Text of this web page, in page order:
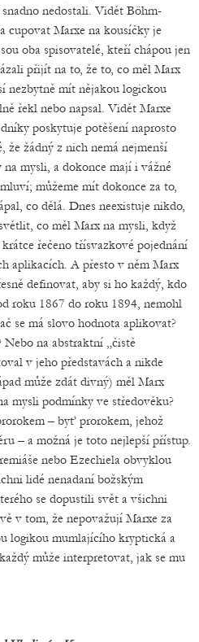
nedostali. Vidět Böhm-
cupovat Marxe na kousíčky je
oba spisovatelé, kteří chápou jen
přijít na to, že to, co měl Marx
nezbytně mít nějakou logickou
řekl nebo napsal. Vidět Marxe
poskytuje potěšení naprosto
že žádný z nich nemá nejmenší
mysli, a dokonce mají i vážné
můžeme mít dokonce za to,
co dělá. Dnes neexistuje nikdo,
co měl Marx na mysli, když
krátce řečeno třísvazkové pojednání
aplikacích. A přesto v něm Marx
definovat, aby si ho každý, kdo
roku 1867 do roku 1894, nemohl
se má slovo hodnota aplikovat?
Nebo na abstraktní „čistě
v jeho představách a nikde
může zdát divný) měl Marx
mysli podmínky ve středověku?
– byť prorokem, jehož
– a možná je toto nejlepší přístup.
nebo Ezechiela obvyklou
lidé nenadaní božským
se dopustili svět a všichni
v tom, že nepovažují Marxe za
logikou mumlajícího kryptická a
může interpretovat, jak se mu